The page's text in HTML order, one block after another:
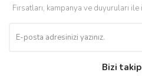
Fırsatları, kampanya ve duyuruları
Bizi